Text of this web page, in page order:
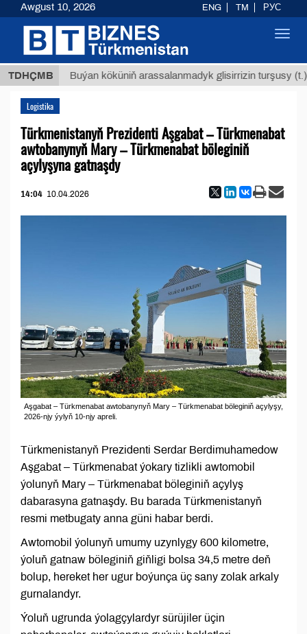
TDHÇMBBuýan köküniň arassalanmadyk glisirrizin turşusy (t.)
Logistika
Türkmenistanyň Prezidenti Aşgabat – Türkmenabat
awtobanynyň Mary – Türkmenabat böleginiň
açylyşyna gatnaşdy
14:04 10.04.2026
Aşgabat – Türkmenabat awtobanynyň Mary – Türkmenabat böleginiň açylyşy,
2026-njy ýylyň 10-njy apreli.
Türkmenistanyň Prezidenti Serdar Berdimuhamedow
Aşgabat – Türkmenabat ýokary tizlikli awtomobil
ýolunyň Mary – Türkmenabat böleginiň açylyş
dabarasyna gatnaşdy. Bu barada Türkmenistanyň
resmi metbugaty anna güni habar berdi.
Awtomobil ýolunyň umumy uzynlygy 600 kilometre,
ýoluň gatnaw böleginiň giňligi bolsa 34,5 metre deň
bolup, hereket her ugur boýunça üç sany zolak arkaly
gurnalandyr.
Ýoluň ugrunda ýolagçylardyr sürüjiler üçin
Awgust 10, 2026 ENG TM РУС